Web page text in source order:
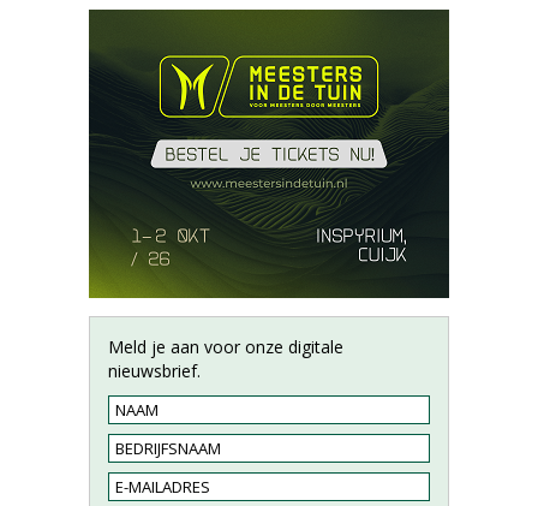
Meld je aan voor onze digitale
nieuwsbrief.